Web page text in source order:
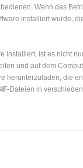
Wenn das
installiert wurde,
installiert, ist es nicht
und auf dem
herunterzuladen, die
-Dateien in